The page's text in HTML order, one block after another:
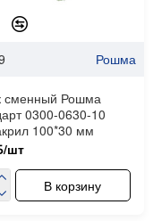
Рошма
сменный Рошма
0300-0630-10
100*30 мм
шт
В корзину